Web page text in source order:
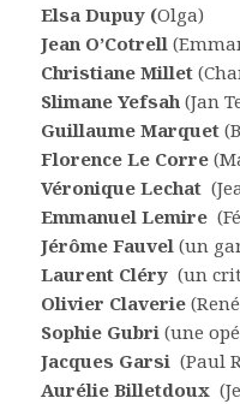
Elsa Dupuy (Olga)
Jean O’Cotrell
Christiane Millet
Slimane Yefsah (Jan
Guillaume Marquet
Florence Le Corre
Véronique Lechat
Emmanuel Lemire
Jérôme Fauvel (un
Laurent Cléry (un
Olivier Claverie
Sophie Gubri (une
Jacques Garsi (Paul
Aurélie Billetdoux